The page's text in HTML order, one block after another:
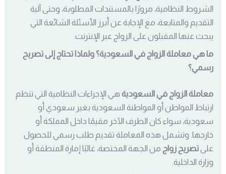
الشروط النظامية، مرورًا بالمستندات المطلوبة، وحتى آلية
التقديم والمتابعة، مع الإجابة عن أبرز الأسئلة الشائعة التي
يبحث عنها المقبلون على الزواج عبر الإنترنت.
ما هي معاملة الزواج في السعودية؟ ولماذا تحتاج إلى تصريح
رسمي؟
معاملة الزواج في السعودية هي الإجراءات النظامية التي تنظم
ارتباط المواطن أو المواطنة السعودية بغير سعودي أو
سعودية، سواء كان الطرف الآخر مقيمًا داخل المملكة أو
خارجها. وتشمل هذه المعاملة تقديم طلب رسمي للحصول
علىتصريح زواج من الجهة المختصة، غالبًا إمارة المنطقة أو
وزارة الداخلية.